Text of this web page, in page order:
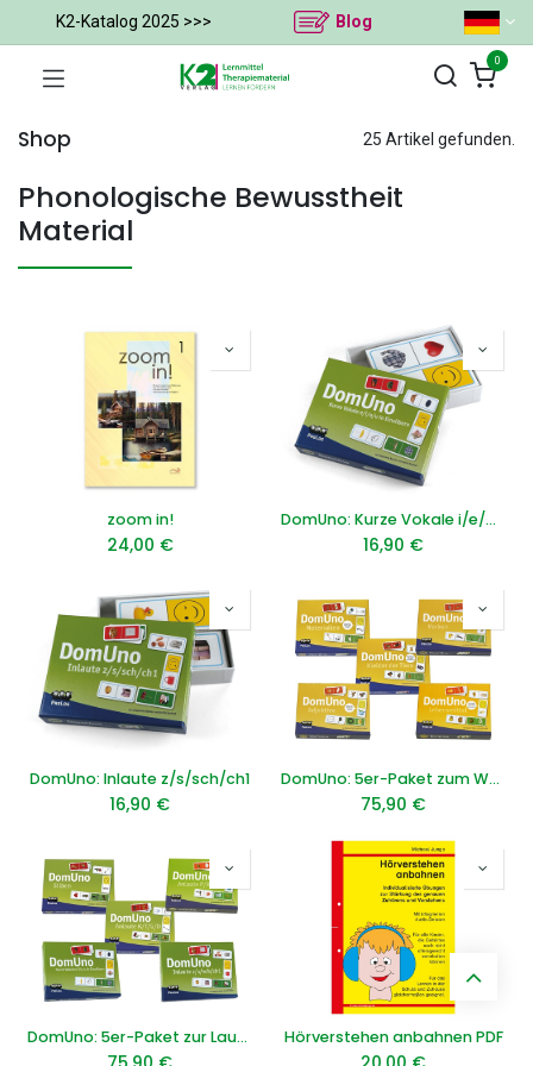
K2-Katalog 2025 >>> Blog
0
Shop 25 Artikel gefunden.
Phonologische Bewusstheit
Material
zoom in!
24,00 €
DomUno: Kurze Vokale i/e/o/u in Einsilbern
16,90 €
DomUno: Inlaute z/s/sch/ch1
16,90 €
DomUno: 5er-Paket zum Wortschatz
75,90 €
DomUno: 5er-Paket zur Lautwahrnehmung Hörverstehen anbahnen PDF